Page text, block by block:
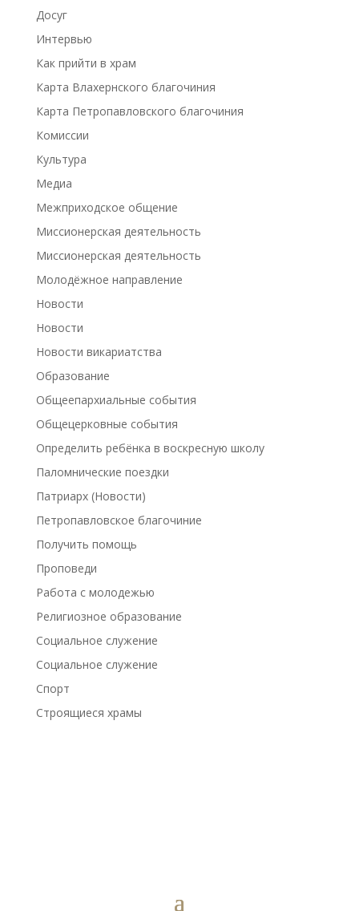
Досуг
Интервью
Как прийти в храм
Карта Влахернского благочиния
Карта Петропавловского благочиния
Комиссии
Культура
Медиа
Межприходское общение
Миссионерская деятельность
Миссионерская деятельность
Молодёжное направление
Новости
Новости
Новости викариатства
Образование
Общеепархиальные события
Общецерковные события
Определить ребёнка в воскресную школу
Паломнические поездки
Патриарх (Новости)
Петропавловское благочиние
Получить помощь
Проповеди
Работа с молодежью
Религиозное образование
Социальное служение
Социальное служение
Спорт
Строящиеся храмы